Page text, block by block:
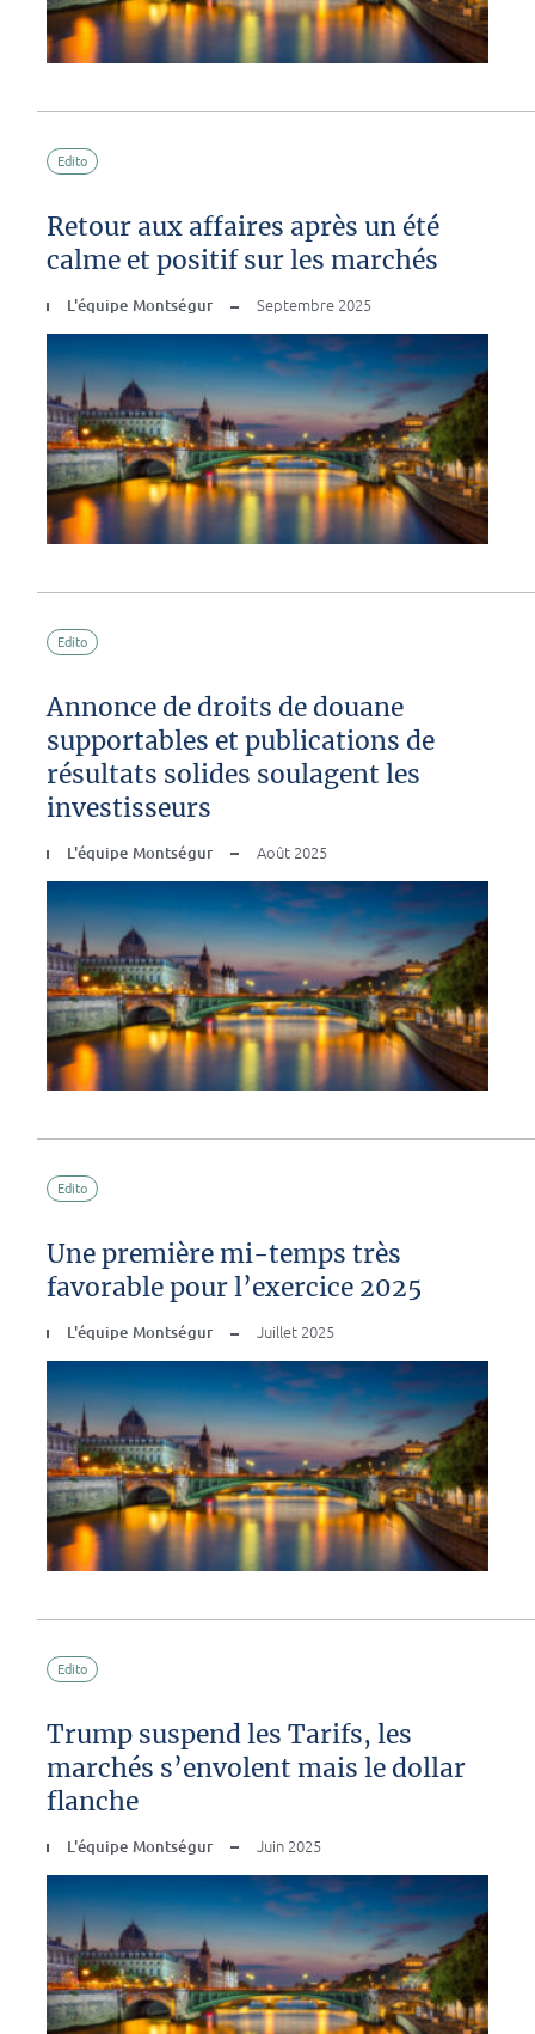
Edito
Retour aux affaires après un été
calme et positif sur les marchés
L'équipe Montségur Septembre 2025
Edito
Annonce de droits de douane
supportables et publications de
résultats solides soulagent les
investisseurs
L'équipe Montségur Août 2025
Edito
Une première mi-temps très
favorable pour l’exercice 2025
L'équipe Montségur Juillet 2025
Edito
Trump suspend les Tarifs, les
marchés s’envolent mais le dollar
flanche
L'équipe Montségur Juin 2025